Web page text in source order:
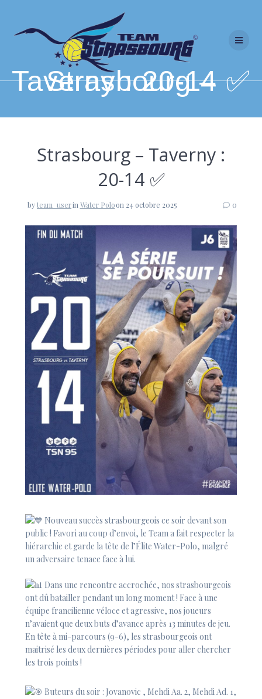
Strasbourg – Taverny : 20-14 ✅
Strasbourg – Taverny :
20-14 ✅
byteam_userin Water Poloon 24 octobre 2025 0
Nouveau succès strasbourgeois ce soir devant son
public ! Favori au coup d’envoi, le Team a fait respecter la
hiérarchie et garde la tête de l’Élite Water-Polo, malgré
un adversaire tenace face à lui.
Dans une rencontre accrochée, nos strasbourgeois
ont dû batailler pendant un long moment ! Face à une
équipe francilienne véloce et agressive, nos joueurs
n’avaient que deux buts d’avance après 13 minutes de jeu.
En tête à mi-parcours (9-6), les strasbourgeois ont
maitrisé les deux dernières périodes pour aller chercher
les trois points !
Buteurs du soir : Jovanovic , Mehdi Aa. 2, Mehdi Ad. 1,